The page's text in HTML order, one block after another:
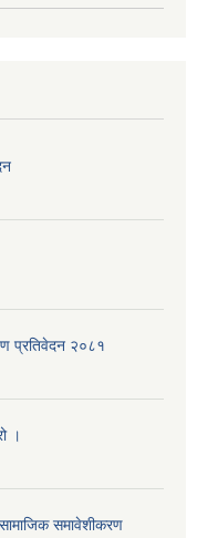
प्रतिवेदन २०८१
।
समावेशीकरण